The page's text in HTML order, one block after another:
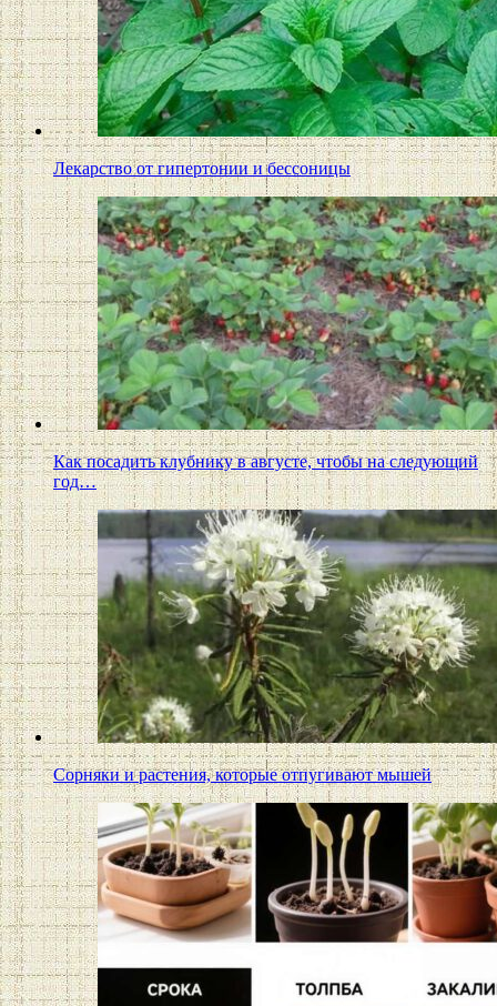
Лекарство от гипертонии и бессоницы
Как посадить клубнику в августе, чтобы на следующий
год…
Сорняки и растения, которые отпугивают мышей